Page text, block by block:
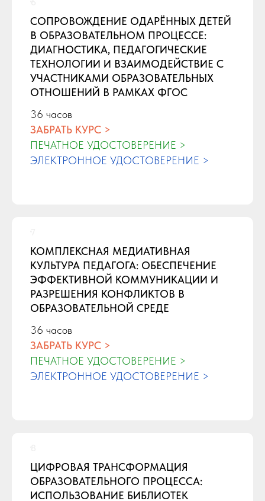
СОПРОВОЖДЕНИЕ ОДАРЁННЫХ ДЕТЕЙ
В ОБРАЗОВАТЕЛЬНОМ ПРОЦЕССЕ:
ДИАГНОСТИКА, ПЕДАГОГИЧЕСКИЕ
ТЕХНОЛОГИИ И ВЗАИМОДЕЙСТВИЕ С
УЧАСТНИКАМИ ОБРАЗОВАТЕЛЬНЫХ
ОТНОШЕНИЙ В РАМКАХ ФГОС
36 часов
ЗАБРАТЬ КУРС >
ПЕЧАТНОЕ УДОСТОВЕРЕНИЕ >
ЭЛЕКТРОННОЕ УДОСТОВЕРЕНИЕ >
КОМПЛЕКСНАЯ МЕДИАТИВНАЯ
КУЛЬТУРА ПЕДАГОГА: ОБЕСПЕЧЕНИЕ
ЭФФЕКТИВНОЙ КОММУНИКАЦИИ И
РАЗРЕШЕНИЯ КОНФЛИКТОВ В
ОБРАЗОВАТЕЛЬНОЙ СРЕДЕ
36 часов
ЗАБРАТЬ КУРС >
ПЕЧАТНОЕ УДОСТОВЕРЕНИЕ >
ЭЛЕКТРОННОЕ УДОСТОВЕРЕНИЕ >
ЦИФРОВАЯ ТРАНСФОРМАЦИЯ
ОБРАЗОВАТЕЛЬНОГО ПРОЦЕССА:
ИСПОЛЬЗОВАНИЕ БИБЛИОТЕК